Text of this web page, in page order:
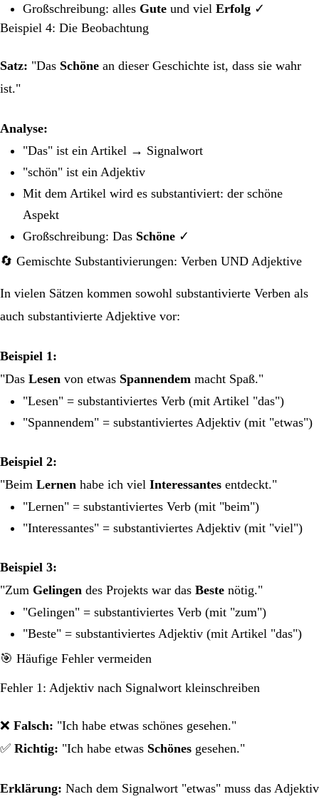
Großschreibung: alles Gute und viel Erfolg ✓
Beispiel 4: Die Beobachtung
Satz: "Das Schöne an dieser Geschichte ist, dass sie wahr
ist."
Analyse:
"Das" ist ein Artikel → Signalwort
"schön" ist ein Adjektiv
Mit dem Artikel wird es substantiviert: der schöne
Aspekt
Großschreibung: Das Schöne ✓
🔄 Gemischte Substantivierungen: Verben UND Adjektive
In vielen Sätzen kommen sowohl substantivierte Verben als
auch substantivierte Adjektive vor:
Beispiel 1:
"Das Lesen von etwas Spannendem macht Spaß."
"Lesen" = substantiviertes Verb (mit Artikel "das")
"Spannendem" = substantiviertes Adjektiv (mit "etwas")
Beispiel 2:
"Beim Lernen habe ich viel Interessantes entdeckt."
"Lernen" = substantiviertes Verb (mit "beim")
"Interessantes" = substantiviertes Adjektiv (mit "viel")
Beispiel 3:
"Zum Gelingen des Projekts war das Beste nötig."
"Gelingen" = substantiviertes Verb (mit "zum")
"Beste" = substantiviertes Adjektiv (mit Artikel "das")
🎯 Häufige Fehler vermeiden
Fehler 1: Adjektiv nach Signalwort kleinschreiben
❌ Falsch: "Ich habe etwas schönes gesehen."
✅ Richtig: "Ich habe etwas Schönes gesehen."
Erklärung: Nach dem Signalwort "etwas" muss das Adjektiv